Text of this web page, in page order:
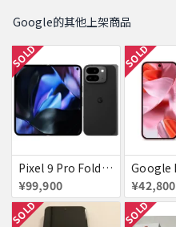
Google的其他上架商品
SOLD
Pixel 9 Pro Fold 256GB Obsidian docomo 送料無料
¥99,900
SOLD
¥42,800
SOLD SOLD